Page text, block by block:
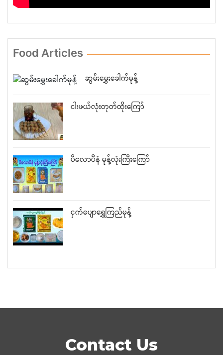
Food Articles
ဆွမ်းမွှေးခေါက်မုန့်
ငါးဖယ်လုံးတုတ်ထိုးကြော်
ပီလောပီနံ မုန့်လုံးကြီးကြော်
ငှက်ပျောရွှေကြည်မုန့်
Contact Us